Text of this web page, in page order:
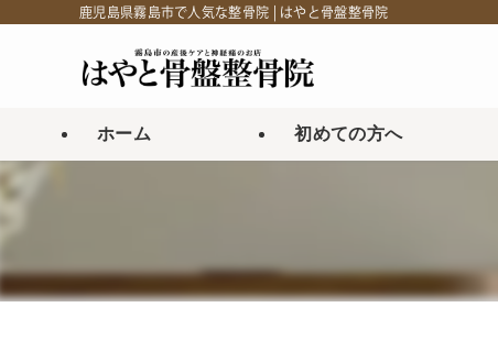
鹿児島県霧島市で人気な整骨院 | はやと骨盤整骨院
ホーム 初めての方へ